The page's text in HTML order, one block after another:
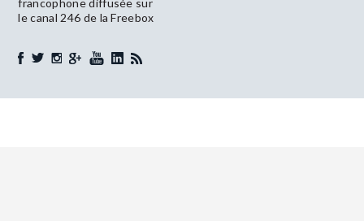
le canal 246 de la Freebox